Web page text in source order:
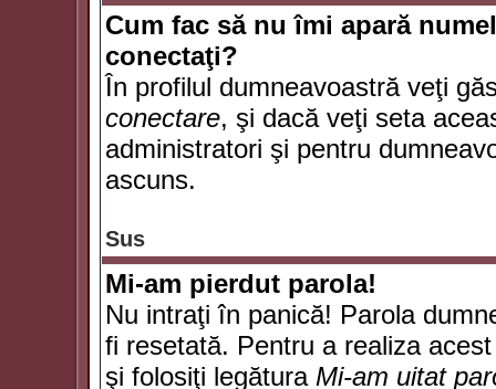
Cum fac să nu îmi apară
conectaţi?
În profilul dumneavoastră veţi
conectare, şi dacă veţi seta
administratori şi pentru
ascuns.
Sus
Mi-am pierdut parola!
Nu intraţi în panică! Parola
fi resetată. Pentru a realiza
şi folosiţi legătura Mi-am uitat